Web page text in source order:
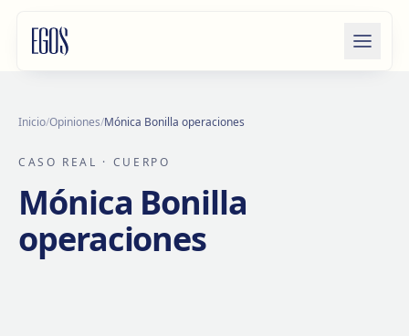
Inicio/Opiniones/Mónica Bonilla operaciones
CASO REAL · CUERPO
Mónica Bonilla
operaciones